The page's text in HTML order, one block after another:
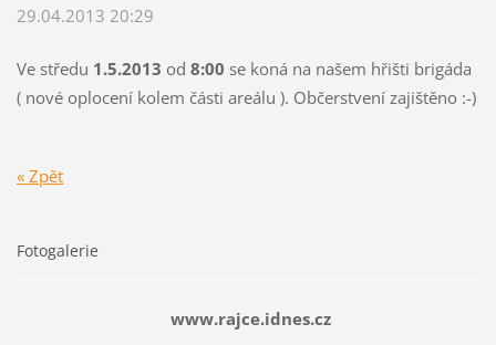
29.04.2013 20:29
Ve středu 1.5.2013 od 8:00 se koná na našem hřišti brigáda
( nové oplocení kolem části areálu ). Občerstvení zajištěno :-)
« Zpět
Fotogalerie
www.rajce.idnes.cz